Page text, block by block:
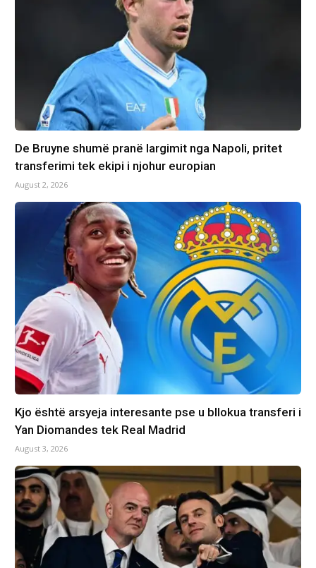
De Bruyne shumë pranë largimit nga Napoli, pritet
transferimi tek ekipi i njohur europian
August 2, 2026
Kjo është arsyeja interesante pse u bllokua transferi i
Yan Diomandes tek Real Madrid
August 3, 2026